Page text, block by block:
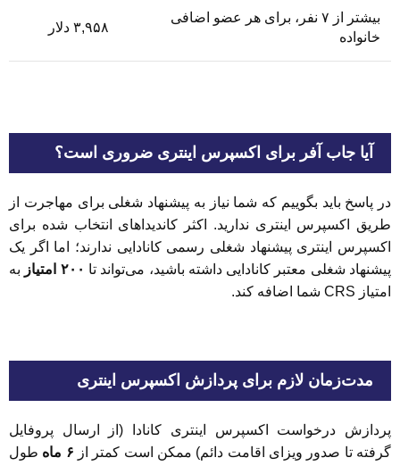
بیشتر از ۷ نفر، برای هر عضو اضافی
خانواده
۳,۹۵۸ دلار
آیا جاب آفر برای اکسپرس اینتری ضروری است؟
در پاسخ باید بگوییم که شما نیاز به پیشنهاد شغلی برای مهاجرت از
طریق اکسپرس اینتری ندارید. اکثر کاندیداهای انتخاب شده برای
اکسپرس اینتری پیشنهاد شغلی رسمی کانادایی ندارند؛ اما اگر یک
پیشنهاد شغلی معتبر کانادایی داشته باشید، می‌تواند تا ۲۰۰ امتیاز
به
امتیاز CRS شما اضافه کند.
مدت‌زمان لازم برای پردازش اکسپرس اینتری
پردازش درخواست اکسپرس اینتری کانادا (از ارسال پروفایل
گرفته تا صدور ویزای اقامت دائم) ممکن است کمتر از
طول